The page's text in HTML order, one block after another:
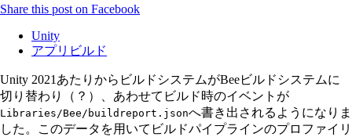
Share this post on Facebook
Unity
アプリビルド
Unity 2021あたりからビルドシステムがBeeビルドシステムに
切り替わり（？）、あわせてビルド時のイベントが
Libraries/Bee/buildreport.jsonへ書き出されるようになりま
した。このデータを用いてビルドパイプラインのプロファイリ